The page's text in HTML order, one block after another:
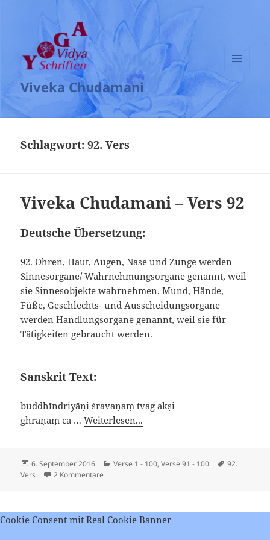
Viveka Chudamani
UND
WIDGETS
Schlagwort:92. Vers
Viveka Chudamani – Vers 92
Deutsche Übersetzung:
92. Ohren, Haut, Augen, Nase und Zunge werden
Sinnesorgane/ Wahrnehmungsorgane genannt, weil
sie Sinnesobjekte wahrnehmen. Mund, Hände,
Füße, Geschlechts- und Ausscheidungsorgane
werden Handlungsorgane genannt, weil sie für
Tätigkeiten gebraucht werden.
Sanskrit Text:
buddhīndriyāṇi śravaṇaṃ tvag akṣi
ghrāṇaṃ ca …Weiterlesen...
Veröffentlicht
am
6. September 2016 Kategorien
Verse 1 - 100,Verse 91 - 100
92.
Vers
2 Kommentare
Cookie Consent mit Real Cookie Banner